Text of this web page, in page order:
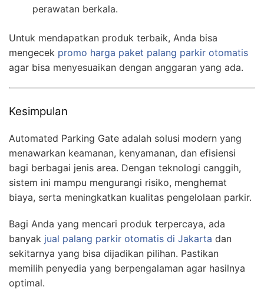
perawatan berkala.
Untuk mendapatkan produk terbaik, Anda bisa
mengecek promo harga paket palang parkir otomatis
agar bisa menyesuaikan dengan anggaran yang ada.
Kesimpulan
Automated Parking Gate adalah solusi modern yang
menawarkan keamanan, kenyamanan, dan efisiensi
bagi berbagai jenis area. Dengan teknologi canggih,
sistem ini mampu mengurangi risiko, menghemat
biaya, serta meningkatkan kualitas pengelolaan parkir.
Bagi Anda yang mencari produk terpercaya, ada
banyak jual palang parkir otomatis di Jakarta dan
sekitarnya yang bisa dijadikan pilihan. Pastikan
memilih penyedia yang berpengalaman agar hasilnya
optimal.